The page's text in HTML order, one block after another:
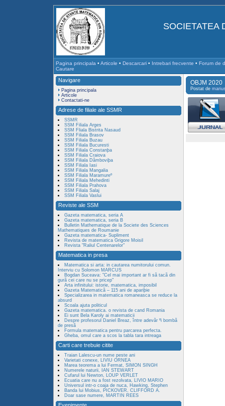
SOCIETATEA
Pagina principala • Articole • Descarcari • Intrebari frecvente • Forum de
Cautare
Navigare
Pagina principala
Articole
Contactati-ne
Adrese de filiale ale SSMR
SSMR
SSM Filiala Arges
SSM Fliala Bistrita Nasaud
SSM Filiala Brasov
SSM Filiala Buzau
SSM Filiala Bucuresti
SSM Filiala Constanþa
SSM Filiala Craiova
SSM Filiala Dâmboviþa
SSM Filiala Iasi
SSM Filiala Mangalia
SSM Filiala Maramureº
SSM Filiala Mehedinti
SSM Filiala Prahova
SSM Filiala Salaj
SSM Filiala Vaslui
Reviste ale SSM
Gazeta matematica, seria A
Gazeta matematica, seria B
Bulletin Mathematique de la Societe des Sciences
Mathematiques de Roumanie
Gazeta matematica- Supliment
Revista de matematica Grigore Moisil
Revista "Raliul Centenarelor"
Matematica in presa
Matematica si arta: in cautarea numitorului comun.
Interviu cu Solomon MARCUS
Bogdan Suceava: "Cel mai important ar fi sã tacã din
gurã cei care nu se pricep"
Arta infinitului: istorie, matematica, imposibil
Gazeta Matematicã – 115 ani de apariþie
Specializarea in matematica romaneasca se reduce la
absurd
Scoala ajuta politicul
Gazeta matematica. o revista de cand Romania
Ei sunt Bela Karoly ai matematicii
Despre profesorul Daniel Breaz, între adevãr ºi bombã
de presã
Formula matematica pentru parcarea perfecta.
Gheba, omul care a scos la tabla tara intreaga
Carti care trebuie citite
Traian Lalescu-un nume peste ani
Varietati conexe, LIVIU ORNEA
Marea teorema a lui Fermat, SIMON SINGH
Numerele naturii, IAN STEWART
Cufarul lui Newton, LOUP VERLET
Ecuatia care nu a fost rezolvata, LIVIO MARIO
Universul intr-o coaja de nuca, Hawking, Stephen
Banda lui Mobius, PICKOVER, CLIFFORD A.
Doar sase numere, MARTIN REES
OBJM 2020
Postat de